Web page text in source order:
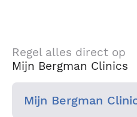
Regel alles direct op
Mijn Bergman Clinics
Mijn Bergman